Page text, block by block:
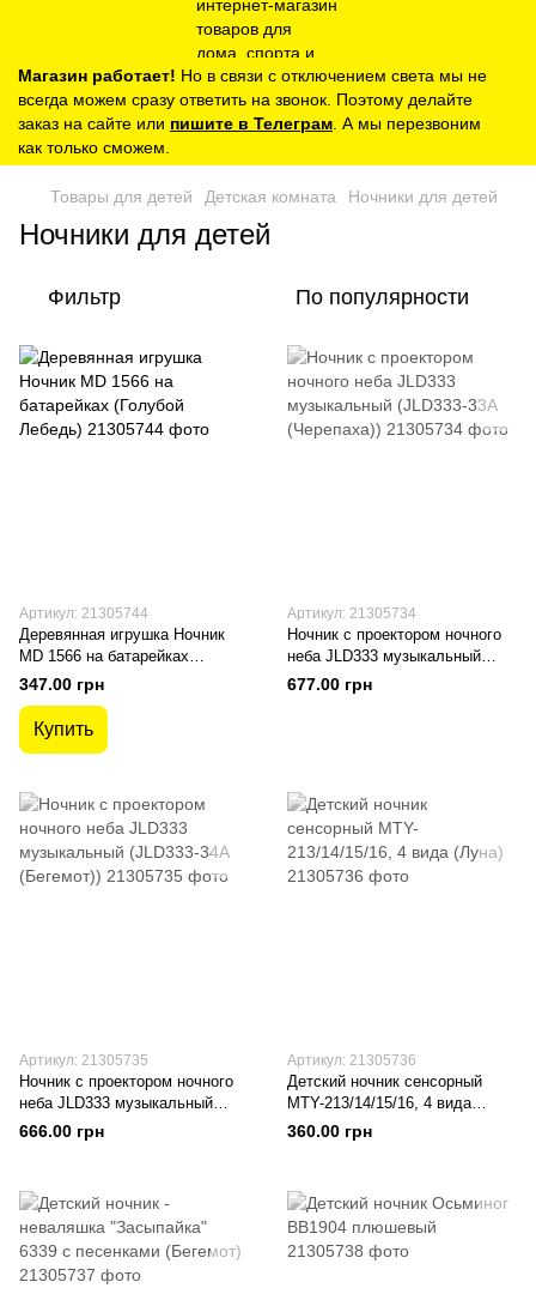
Магазин работает! Но в связи с отключением света мы не
всегда можем сразу ответить на звонок. Поэтому делайте
заказ на сайте или пишите в Телеграм . А мы перезвоним
как только сможем.
Товары для детей Детская комната Ночники для детей
Ночники для детей
Фильтр По популярности
Артикул: 21305744
Деревянная игрушка Ночник
MD 1566 на батарейках
(Голубой Лебедь)
347.00 грн
Купить
Артикул: 21305734
Ночник с проектором ночного
неба JLD333 музыкальный
(JLD333-33A (Черепаха))
677.00 грн
Артикул: 21305735
Ночник с проектором ночного
неба JLD333 музыкальный
(JLD333-34A (Бегемот))
666.00 грн
Артикул: 21305736
Детский ночник сенсорный
MTY-213/14/15/16, 4 вида
(Луна)
360.00 грн